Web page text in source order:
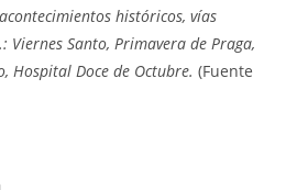
históricos, vías
Viernes Santo, Primavera de Praga,
Hospital Doce de Octubre. (Fuente